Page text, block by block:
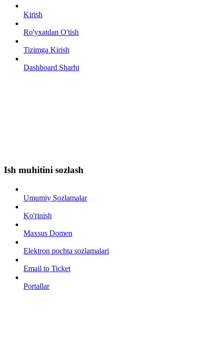
Kirish
Ro'yxatdan O'tish
Tizimga Kirish
Dashboard Sharhi
Ish muhitini sozlash
Umumiy Sozlamalar
Ko'rinish
Maxsus Domen
Elektron pochta sozlamalari
Email to Ticket
Portallar